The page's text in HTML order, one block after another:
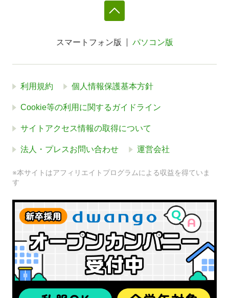
スマートフォン版 パソコン版
利用規約 個人情報保護基本方針
Cookie等の利用に関するガイドライン
サイトアクセス情報の取得について
法人・プレスお問い合わせ 運営会社
※本サイトはアフィリエイトプログラムによる収益を得ていま
す